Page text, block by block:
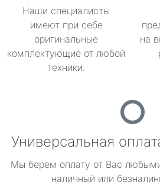
Наши специалисты
имеют при себе
оригинальные
комплектующие от любой
техники.
на
Универсальная
Мы берем оплату от Вас
наличный или